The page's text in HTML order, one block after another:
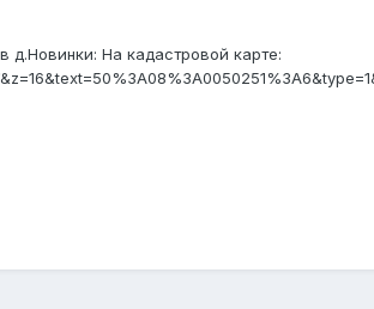
д.Новинки: На кадастровой карте: